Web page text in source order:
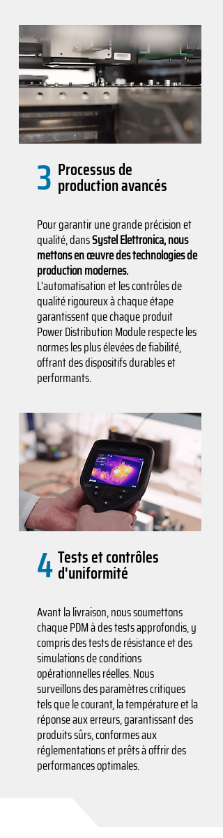
3 Processus de
production avancés
Pour garantir une grande précision et
qualité, dansSystel Elettronica, nous
mettons en œuvre des technologies de
production modernes.
L'automatisation et les contrôles de
qualité rigoureux à chaque étape
garantissent que chaque produit
Power Distribution Module respecte les
normes les plus élevées de fiabilité,
offrant des dispositifs durables et
performants.
4Tests et contrôles
d'uniformité
Avant la livraison, nous soumettons
chaque PDM à des tests approfondis, y
compris des tests de résistance et des
simulations de conditions
opérationnelles réelles. Nous
surveillons des paramètres critiques
tels que le courant, la température et la
réponse aux erreurs, garantissant des
produits sûrs, conformes aux
réglementations et prêts à offrir des
performances optimales.